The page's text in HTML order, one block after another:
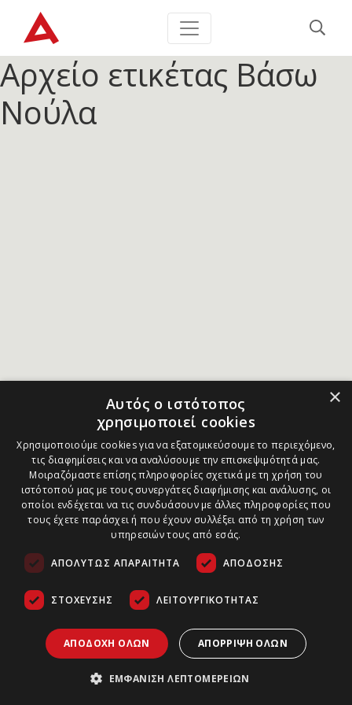
Αρχείο ετικέτας Βάσω
Νούλα
×
Αυτός ο ιστότοπος
χρησιμοποιεί cookies
Χρησιμοποιούμε cookies για να εξατομικεύσουμε το περιεχόμενο,
τις διαφημίσεις και να αναλύσουμε την επισκεψιμότητά μας.
Μοιραζόμαστε επίσης πληροφορίες σχετικά με τη χρήση του
ιστότοπού μας με τους συνεργάτες διαφήμισης και ανάλυσης, οι
οποίοι ενδέχεται να τις συνδυάσουν με άλλες πληροφορίες που
τους έχετε παράσχει ή που έχουν συλλέξει από τη χρήση των
υπηρεσιών τους από εσάς.
ΑΠΟΛΎΤΩΣ ΑΠΑΡΑΊΤΗΤΑ ΑΠΌΔΟΣΗΣ
ΣΤΌΧΕΥΣΗΣ ΛΕΙΤΟΥΡΓΙΚΌΤΗΤΑΣ
ΑΠΟΔΟΧΉ ΌΛΩΝ ΑΠΌΡΡΙΨΗ ΌΛΩΝ
ΕΜΦΆΝΙΣΗ ΛΕΠΤΟΜΕΡΕΙΏΝ